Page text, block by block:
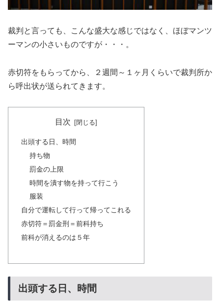
裁判と言っても、こんな盛大な感じではなく、ほぼマンツ
ーマンの小さいものですが・・・。
赤切符をもらってから、２週間～１ヶ月くらいで裁判所か
ら呼出状が送られてきます。
目次
出頭する日、時間
持ち物
罰金の上限
時間を潰す物を持って行こう
服装
自分で運転して行って帰ってこれる
赤切符＝罰金刑＝前科持ち
前科が消えるのは５年
出頭する日、時間